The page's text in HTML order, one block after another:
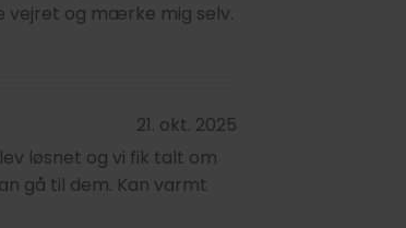
vejret og mærke mig selv.
21. okt. 2025
løsnet og vi fik talt om
gå til dem. Kan varmt